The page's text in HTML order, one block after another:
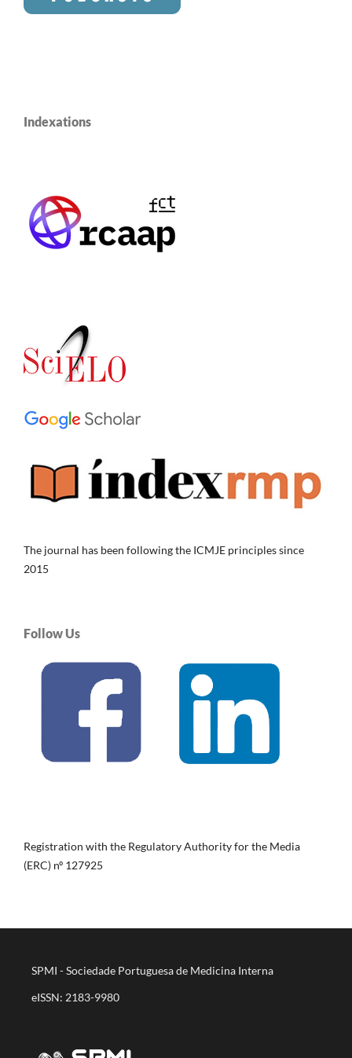
Indexations
The journal has been following the ICMJE principles since
2015
Follow Us
Registration with the Regulatory Authority for the Media
(ERC) nº 127925
SPMI - Sociedade Portuguesa de Medicina Interna
eISSN: 2183-9980